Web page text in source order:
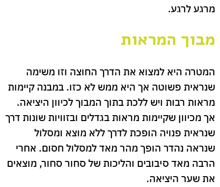
מרגע לרגע.
מבוך המראות
המטרה היא למצוא את הדרך החוצה וזו משימה
שנראית פשוטה אך היא ממש לא כזו. במבנה קיימות
מראות רבות ויש ללכת בתוך המבוך לכיוון היציאה.
אך מכיוון שקיימות מראות בגדלים ובזוויות שונות דרך
שנראית פנויה הופכת לדרך ללא מוצא ומסלול
שנראה נהדר הופך מהר מאד למסלול חסום. אחרי
הרבה מאד סיבובים והליכות של סחור סחור, מוצאים
את שער היציאה.